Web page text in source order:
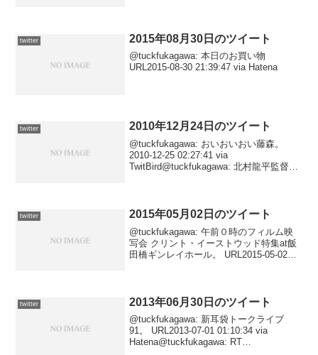
twitter 2015年08月30日のツイート
@tuckfukagawa: 本日のお買い物
URL2015-08-30 21:39:47 via Hatena
twitter 2010年12月24日のツイート
@tuckfukagawa: おいおいおい藤森。
2010-12-25 02:27:41 via
TwitBird@tuckfukagawa: 北村龍平監督の
twitter 2015年05月02日のツイート
@tuckfukagawa: 午前０時のフィルム映
写会 クリント・イーストウッド特集at飯
田橋ギンレイホール。 URL2015-05-02
twitter 2013年06月30日のツイート
@tuckfukagawa: 新耳袋トークライブ
91。 URL2013-07-01 01:10:34 via
Hatena@tuckfukagawa: RT